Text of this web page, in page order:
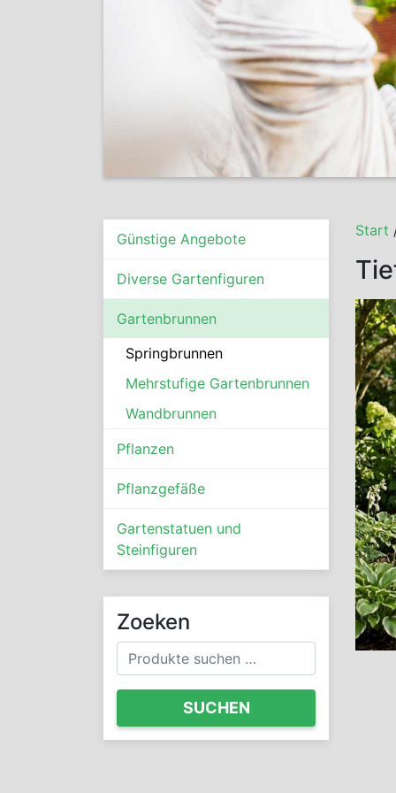
Günstige Angebote
Diverse Gartenfiguren
Gartenbrunnen
Springbrunnen
Mehrstufige Gartenbrunnen
Wandbrunnen
Pflanzen
Pflanzgefäße
Gartenstatuen und
Steinfiguren
Zoeken
Suchen
nach:
SUCHEN
Start